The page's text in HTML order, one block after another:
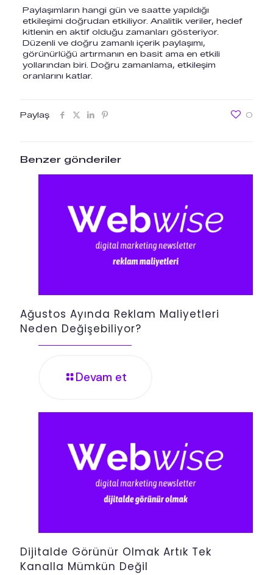
Paylaşımların hangi gün ve saatte yapıldığı
etkileşimi doğrudan etkiliyor. Analitik veriler, hedef
kitlenin en aktif olduğu zamanları gösteriyor.
Düzenli ve doğru zamanlı içerik paylaşımı,
görünürlüğü artırmanın en basit ama en etkili
yollarından biri. Doğru zamanlama, etkileşim
oranlarını katlar.
Paylaş 0
Benzer gönderiler
Ağustos Ayında Reklam Maliyetleri
Neden Değişebiliyor?
Devam et
Dijitalde Görünür Olmak Artık Tek
Kanalla Mümkün Değil